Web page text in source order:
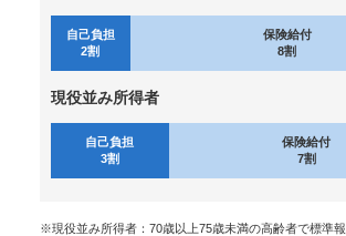
自己負担
2割
保険給付
8割
現役並み所得者
自己負担
3割
保険給付
7割
※現役並み所得者：70歳以上75歳未満の高齢者で標準